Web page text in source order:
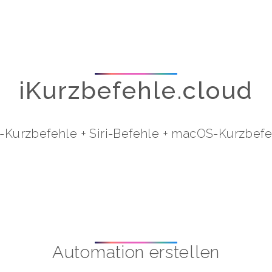
iKurzbefehle.cloud
Kurzbefehle +Siri-Befehle + macOS-
Automation erstellen